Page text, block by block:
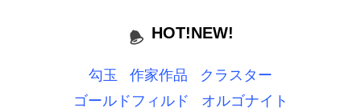
HOT!NEW!
勾玉 作家作品
クラスター
ゴールドフィルド
オルゴナイト